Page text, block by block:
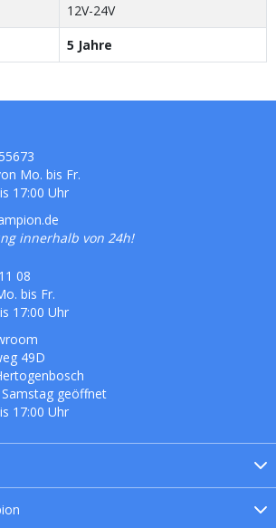
12V-24V
5 Jahre
Mo. bis Fr.
17:00 Uhr
innerhalb von 24h!
08
bis Fr.
17:00 Uhr
49D
geöffnet
17:00 Uhr